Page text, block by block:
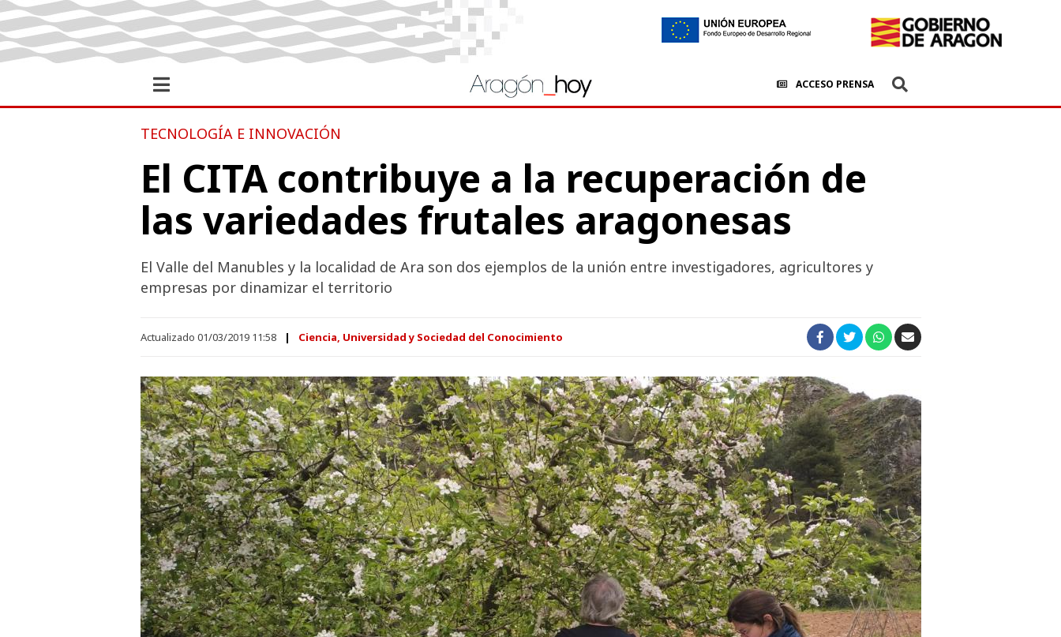
ACCESO PRENSA
TECNOLOGÍA E INNOVACIÓN
El CITA contribuye a la recuperación de
las variedades frutales aragonesas
El Valle del Manubles y la localidad de Ara son dos ejemplos de la unión entre investigadores, agricultores y
empresas por dinamizar el territorio
Actualizado 01/03/2019 11:58 Ciencia, Universidad y Sociedad del Conocimiento